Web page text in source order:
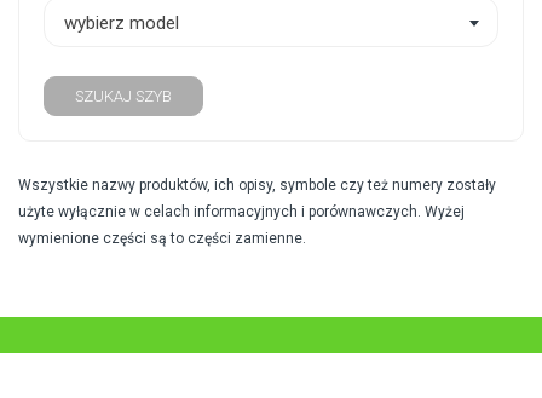
wybierz model
SZUKAJ SZYB
Wszystkie nazwy produktów, ich opisy, symbole czy też numery zostały
użyte wyłącznie w celach informacyjnych i porównawczych. Wyżej
wymienione części są to części zamienne.